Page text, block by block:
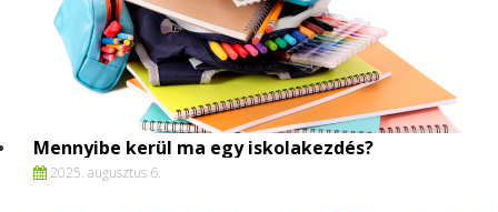
Mennyibe kerül ma egy iskolakezdés?
2025. augusztus 6.